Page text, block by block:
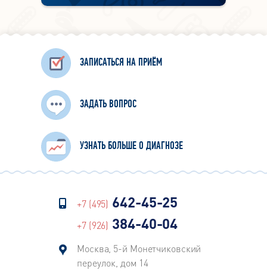
ЗАПИСАТЬСЯ НА ПРИЁМ
ЗАДАТЬ ВОПРОС
УЗНАТЬ БОЛЬШЕ О ДИАГНОЗЕ
+7 (495) 642-45-25
+7 (926) 384-40-04
Москва, 5-й Монетчиковский
переулок, дом 14